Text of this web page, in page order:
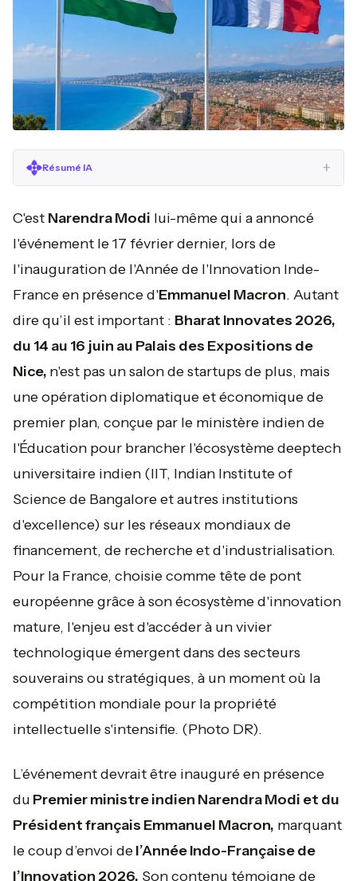
Résumé IA +
C'est Narendra Modi lui-même qui a annoncé
l'événement le 17 février dernier, lors de
l'inauguration de l'Année de l'Innovation Inde-
France en présence d'Emmanuel Macron. Autant
dire qu’il est important : Bharat Innovates 2026,
du 14 au 16 juin au Palais des Expositions de
Nice, n'est pas un salon de startups de plus, mais
une opération diplomatique et économique de
premier plan, conçue par le ministère indien de
l'Éducation pour brancher l'écosystème deeptech
universitaire indien (IIT, Indian Institute of
Science de Bangalore et autres institutions
d'excellence) sur les réseaux mondiaux de
financement, de recherche et d'industrialisation.
Pour la France, choisie comme tête de pont
européenne grâce à son écosystème d'innovation
mature, l'enjeu est d'accéder à un vivier
technologique émergent dans des secteurs
souverains ou stratégiques, à un moment où la
compétition mondiale pour la propriété
intellectuelle s'intensifie. (Photo DR).
L’événement devrait être inauguré en présence
du Premier ministre indien Narendra Modi et du
Président français Emmanuel Macron, marquant
le coup d’envoi del’Année Indo-Française de
l’Innovation 2026. Son contenu témoigne de